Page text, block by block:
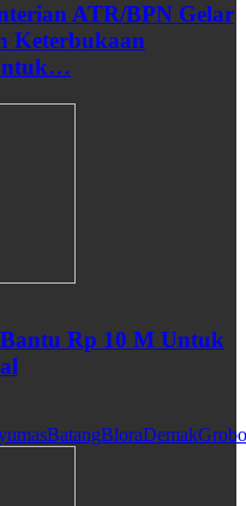
ATR/BPN Gelar
Keterbukaan
Rp 10 M Untuk
BatangBloraDemak